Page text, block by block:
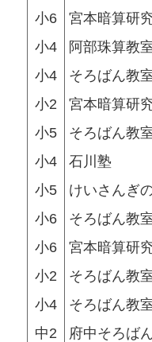
小6
宮本暗算研
小4
阿部珠算教
小4
そろばん教
小2
宮本暗算研
小5
そろばん教
小4
石川塾
小5
けいさんぎ
小6
そろばん教
小6
宮本暗算研
小2
そろばん教
小4
そろばん教
中2
府中そろば